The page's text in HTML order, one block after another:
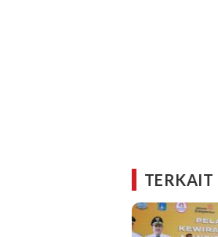
TERKAIT